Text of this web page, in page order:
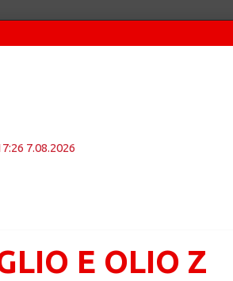
7.08.2026
E OLIO Z